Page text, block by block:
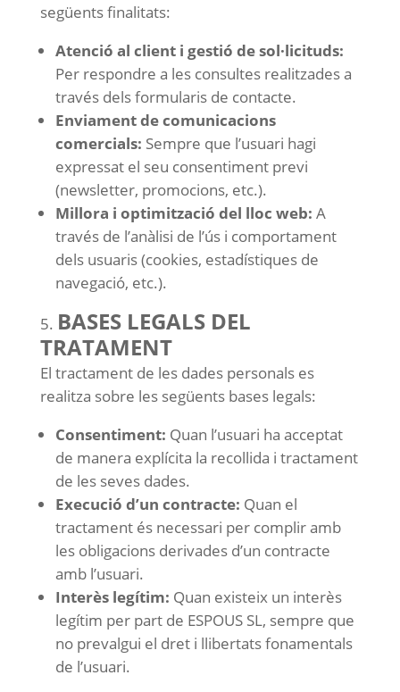
següents finalitats:
Atenció al client i gestió de sol·licituds:
Per respondre a les consultes realitzades a
través dels formularis de contacte.
Enviament de comunicacions
comercials: Sempre que l’usuari hagi
expressat el seu consentiment previ
(newsletter, promocions, etc.).
Millora i optimització del lloc web: A
través de l’anàlisi de l’ús i comportament
dels usuaris (cookies, estadístiques de
navegació, etc.).
BASES LEGALS DEL
TRATAMENT
El tractament de les dades personals es
realitza sobre les següents bases legals:
Consentiment: Quan l’usuari ha acceptat
de manera explícita la recollida i tractament
de les seves dades.
Execució d’un contracte: Quan el
tractament és necessari per complir amb
les obligacions derivades d’un contracte
amb l’usuari.
Interès legítim: Quan existeix un interès
legítim per part de ESPOUS SL, sempre que
no prevalgui el dret i llibertats fonamentals
de l’usuari.